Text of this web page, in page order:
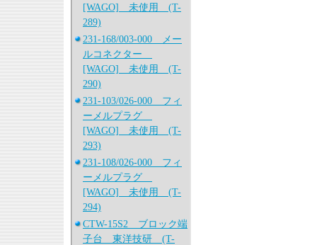
[WAGO] 未使用 (T-
289)
231-168/003-000 メー
ルコネクター
[WAGO] 未使用 (T-
290)
231-103/026-000 フィ
ーメルプラグ
[WAGO] 未使用 (T-
293)
231-108/026-000 フィ
ーメルプラグ
[WAGO] 未使用 (T-
294)
CTW-15S2 ブロック端
子台 東洋技研 (T-